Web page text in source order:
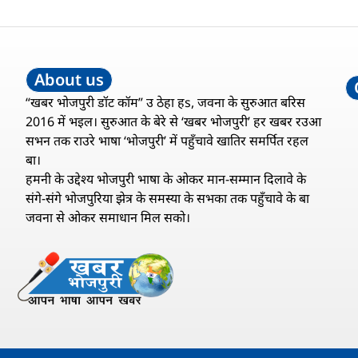
प कब्जा कइल चाहता’
Raj Nandani April 22, 2024
Read More »
के टेक्निकल
Raj Nandani
Read More »